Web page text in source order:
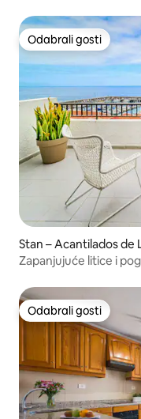
Odabrali gosti
Odabrali gosti
Stan – Acantilados de
Zapanjujuće litice i
Odabrali gosti
Odabrali gosti